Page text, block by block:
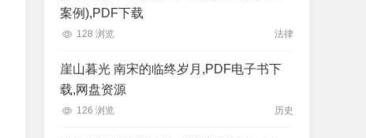
案例),PDF下载
128 浏览 法律
崖山暮光 南宋的临终岁月,PDF电子书下
载,网盘资源
126 浏览 历史